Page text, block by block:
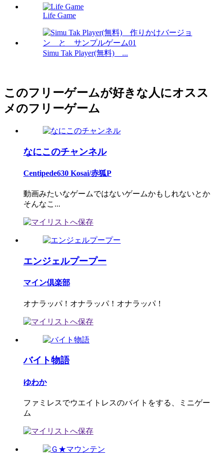
Life Game
Simu Tak Player(無料) ...
このフリーゲームが好きな人にオスス
メのフリーゲーム
なにこのチャンネル
Centipede630 Kosai/赤狐P
動画みたいなゲームではないゲームかもしれないとか
そんなこ...
エンジェルプープー
マイン倶楽部
オナラッパ！オナラッパ！オナラッパ！
バイト物語
ゆわか
ファミレスでウエイトレスのバイトをする、ミニゲー
ム